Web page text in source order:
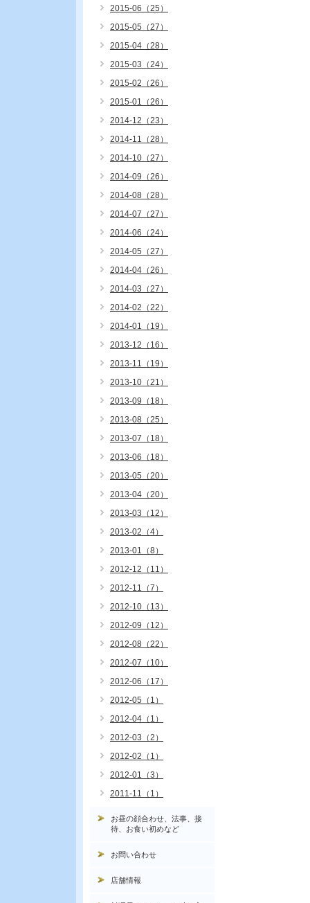
2015-06（25）
2015-05（27）
2015-04（28）
2015-03（24）
2015-02（26）
2015-01（26）
2014-12（23）
2014-11（28）
2014-10（27）
2014-09（26）
2014-08（28）
2014-07（27）
2014-06（24）
2014-05（27）
2014-04（26）
2014-03（27）
2014-02（22）
2014-01（19）
2013-12（16）
2013-11（19）
2013-10（21）
2013-09（18）
2013-08（25）
2013-07（18）
2013-06（18）
2013-05（20）
2013-04（20）
2013-03（12）
2013-02（4）
2013-01（8）
2012-12（11）
2012-11（7）
2012-10（13）
2012-09（12）
2012-08（22）
2012-07（10）
2012-06（17）
2012-05（1）
2012-04（1）
2012-03（2）
2012-02（1）
2012-01（3）
2011-11（1）
お昼の顔合わせ、法事、接
待、お食い初めなど
お問い合わせ
店舗情報